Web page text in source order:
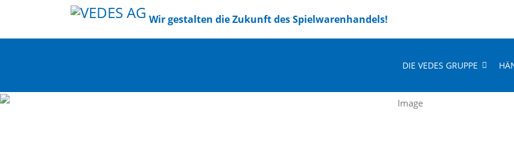
Wir gestalten die Zukunft des Spielwarenhandels!
DIE VEDES GRUPPE